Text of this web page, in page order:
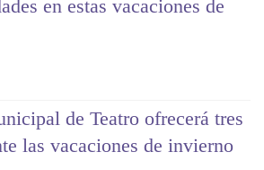
en estas vacaciones de
de Teatro ofrecerá tres
las vacaciones de invierno